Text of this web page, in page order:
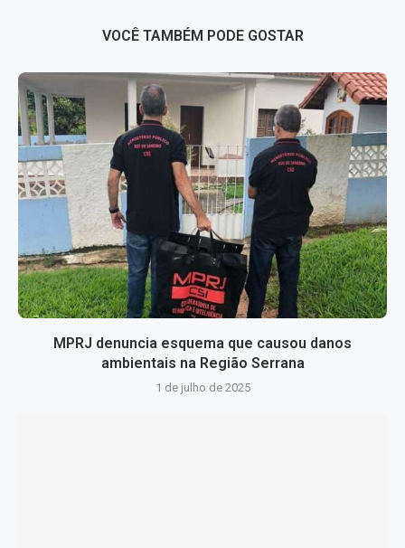
VOCÊ TAMBÉM PODE GOSTAR
MPRJ denuncia esquema que causou danos
ambientais na Região Serrana
1 de julho de 2025